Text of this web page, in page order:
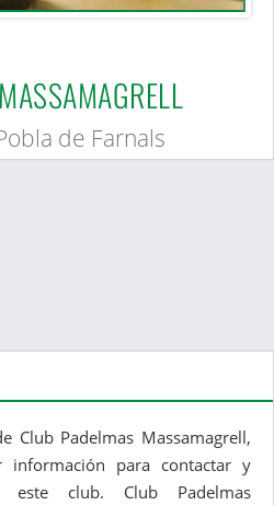
de Farnals
Club Padelmas Massamagrell,
información para contactar y
club. Club Padelmas